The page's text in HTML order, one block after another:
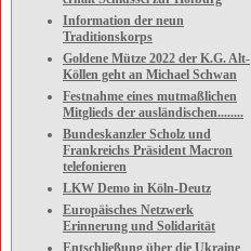
Information der neun
Traditionskorps
Goldene Mütze 2022 der K.G. Alt-
Köllen geht an Michael Schwan
Festnahme eines mutmaßlichen
Mitglieds der ausländischen........
Bundeskanzler Scholz und
Frankreichs Präsident Macron
telefonieren
LKW Demo in Köln-Deutz
Europäisches Netzwerk
Erinnerung und Solidarität
Entschließung über die Ukraine